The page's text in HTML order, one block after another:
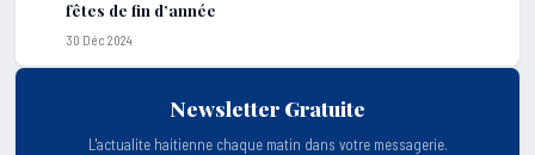
fêtes de fin d’année
30 Déc 2024
Newsletter Gratuite
L'actualite haitienne chaque matin dans votre messagerie.